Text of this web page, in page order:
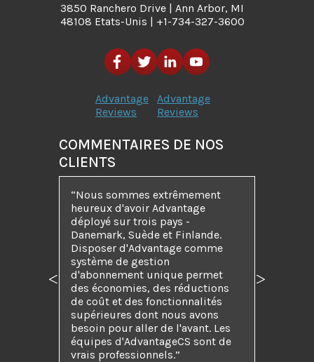
3850 Ranchero Drive | Ann Arbor, MI
48108 Etats-Unis | +1-734-327-3600
Advantage
Reviews
Advantage
Reviews
COMMENTAIRES DE NOS
CLIENTS
“Nous sommes extrêmement
heureux d'avoir Advantage
déployé sur trois pays -
Danemark, Suède et Finlande.
Disposer d'Advantage comme
système de gestion
d'abonnement unique permet
des économies, des réductions
de coût et des fonctionnalités
supérieures dont nous avons
besoin pour aller de l'avant. Les
équipes d'AdvantageCS sont de
vrais professionnels.”
Précédent Suivant